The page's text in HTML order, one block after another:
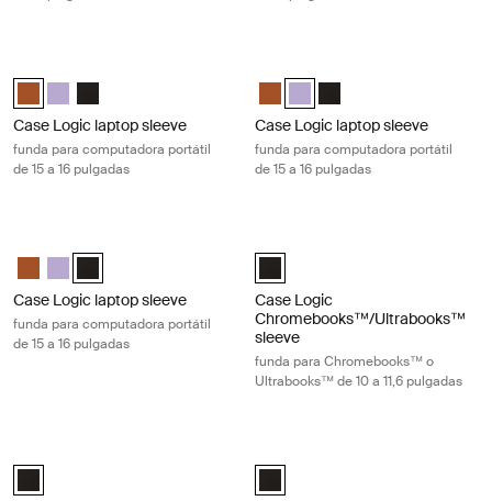
Case Logic 15-16" Laptop Sleeve Rustic Amber (selected)
Case Logic 15-16" Laptop Sleeve Lilac
Case Logic 15-16" Laptop Sleeve Negro
Case Logic laptop sleeve
funda para computadora portátil
de 15 a 16 pulgadas
Case Logic 15-16" Laptop
Case Logic 15-16" Laptop
Case Logic 15-16"
Case Logic laptop sleeve
funda para computadora portátil
de 15 a 16 pulgadas
Case Logic 15-16" Laptop Sleeve Rustic Amber
Case Logic 15-16" Laptop Sleeve Lilac
Case Logic 15-16" Laptop Sleeve Negro (selected)
Case Logic laptop sleeve
funda para computadora portátil
de 15 a 16 pulgadas
Case Logic 10-11.6"
Case Logic
Chromebooks™/Ultrabooks™
sleeve
funda para Chromebooks™ o
Ultrabooks™ de 10 a 11,6 pulgadas
Case Logic 17-17.3" Laptop Sleeve Negro (selected)Case Logic 12.5" - 13.3" Slim